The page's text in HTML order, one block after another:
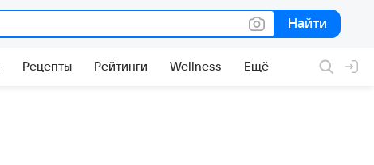
Найти
Найти
Рецепты Рейтинги Wellness Ещё